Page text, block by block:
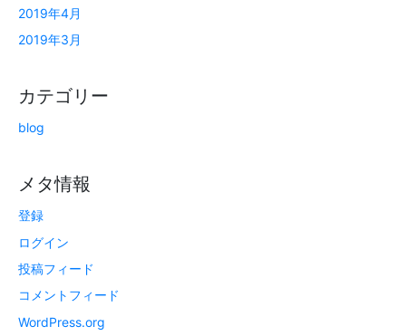
2019年4月
2019年3月
カテゴリー
blog
メタ情報
登録
ログイン
投稿フィード
コメントフィード
WordPress.org